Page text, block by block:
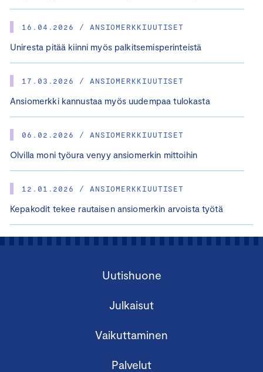
16.04.2026 / ANSIOMERKKIUUTISET
Uniresta pitää kiinni myös palkitsemisperinteistä
17.03.2026 / ANSIOMERKKIUUTISET
Ansiomerkki kannustaa myös uudempaa tulokasta
06.02.2026 / ANSIOMERKKIUUTISET
Olvilla moni työura venyy ansiomerkin mittoihin
12.01.2026 / ANSIOMERKKIUUTISET
Kepakodit tekee rautaisen ansiomerkin arvoista työtä
Uutishuone
Julkaisut
Vaikuttaminen
Palvelut